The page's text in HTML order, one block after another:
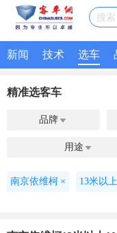
搜索
新闻 技术 选车
精准选客车
品牌 
用途 
南京依维柯 × 13米以上